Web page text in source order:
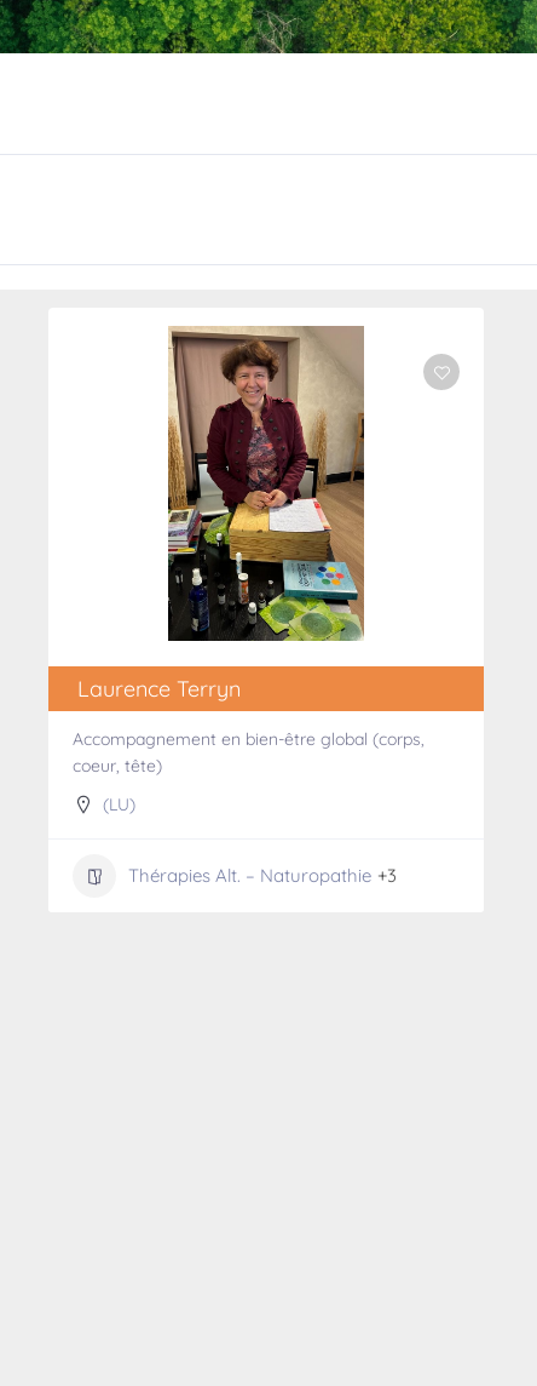
Laurence Terryn
Accompagnement en bien-être global (corps,
coeur, tête)
(LU)
Thérapies Alt. – Naturopathie +3